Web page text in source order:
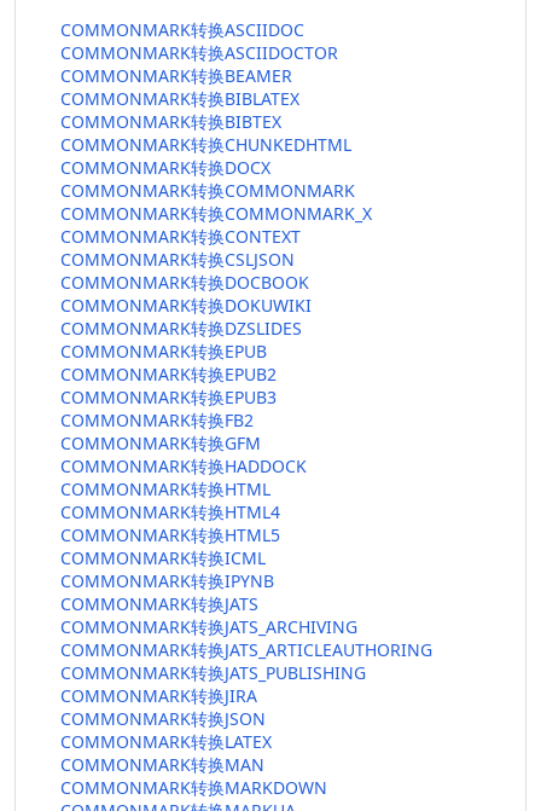
COMMONMARK转换ASCIIDOC
COMMONMARK转换ASCIIDOCTOR
COMMONMARK转换BEAMER
COMMONMARK转换BIBLATEX
COMMONMARK转换BIBTEX
COMMONMARK转换CHUNKEDHTML
COMMONMARK转换DOCX
COMMONMARK转换COMMONMARK
COMMONMARK转换COMMONMARK_X
COMMONMARK转换CONTEXT
COMMONMARK转换CSLJSON
COMMONMARK转换DOCBOOK
COMMONMARK转换DOKUWIKI
COMMONMARK转换DZSLIDES
COMMONMARK转换EPUB
COMMONMARK转换EPUB2
COMMONMARK转换EPUB3
COMMONMARK转换FB2
COMMONMARK转换GFM
COMMONMARK转换HADDOCK
COMMONMARK转换HTML
COMMONMARK转换HTML4
COMMONMARK转换HTML5
COMMONMARK转换ICML
COMMONMARK转换IPYNB
COMMONMARK转换JATS
COMMONMARK转换JATS_ARCHIVING
COMMONMARK转换JATS_ARTICLEAUTHORING
COMMONMARK转换JATS_PUBLISHING
COMMONMARK转换JIRA
COMMONMARK转换JSON
COMMONMARK转换LATEX
COMMONMARK转换MAN
COMMONMARK转换MARKDOWN